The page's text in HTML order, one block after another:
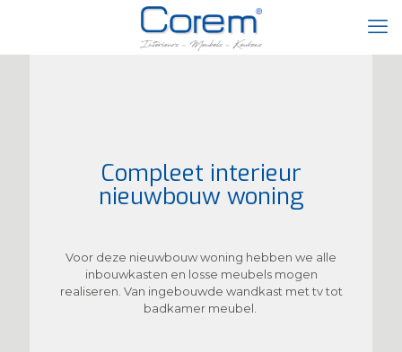
Compleet interieur
nieuwbouw woning
Voor deze nieuwbouw woning hebben we alle
inbouwkasten en losse meubels mogen
realiseren. Van ingebouwde wandkast met tv tot
badkamer meubel.